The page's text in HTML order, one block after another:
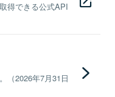
得できる公式API
（2026年7月31日